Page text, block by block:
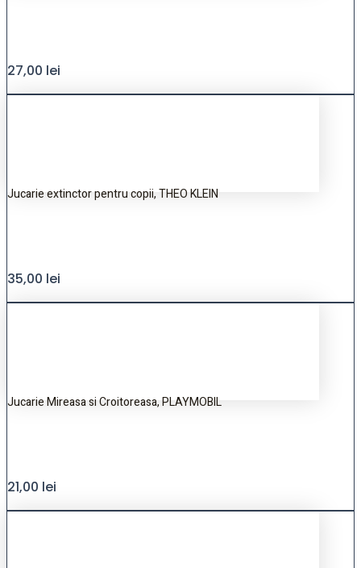
27,00 lei
Jucarie extinctor pentru copii, THEO KLEIN
35,00 lei
Jucarie Mireasa si Croitoreasa, PLAYMOBIL
21,00 lei